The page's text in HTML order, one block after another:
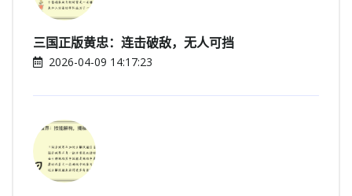
三国正版黄忠：连击破敌，无人可挡
2026-04-09 14:17:23